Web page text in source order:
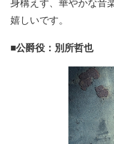
嬉しいです。
■公爵役：別所哲也